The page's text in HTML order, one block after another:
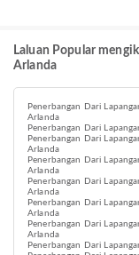
Laluan Popular
Arlanda
Penerbangan Dari
Arlanda
Penerbangan Dari
Penerbangan Dari
Arlanda
Penerbangan Dari
Arlanda
Penerbangan Dari
Arlanda
Penerbangan Dari
Arlanda
Penerbangan Dari
Arlanda
Penerbangan Dari